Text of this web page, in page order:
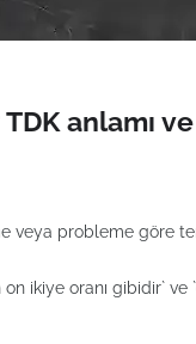
anlamı ve
veya probleme göre
ikiye oranı gibidir` ve